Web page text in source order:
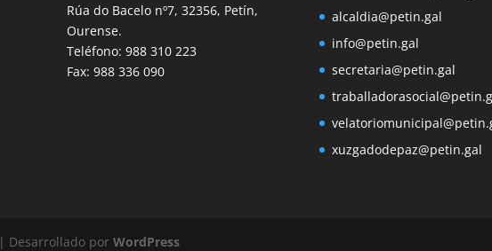
Rúa do Bacelo nº7, 32356, Petín,
Ourense.
Teléfono: 988 310 223
Fax: 988 336 090
alcaldia@petin.gal
info@petin.gal
secretaria@petin.gal
xuzgadodepaz@petin.gal
| Desarrollado porWordPress